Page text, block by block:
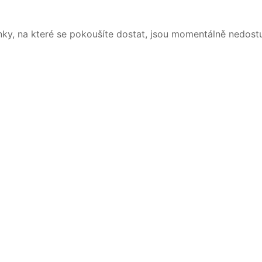
na které se pokoušíte dostat, jsou momentálně